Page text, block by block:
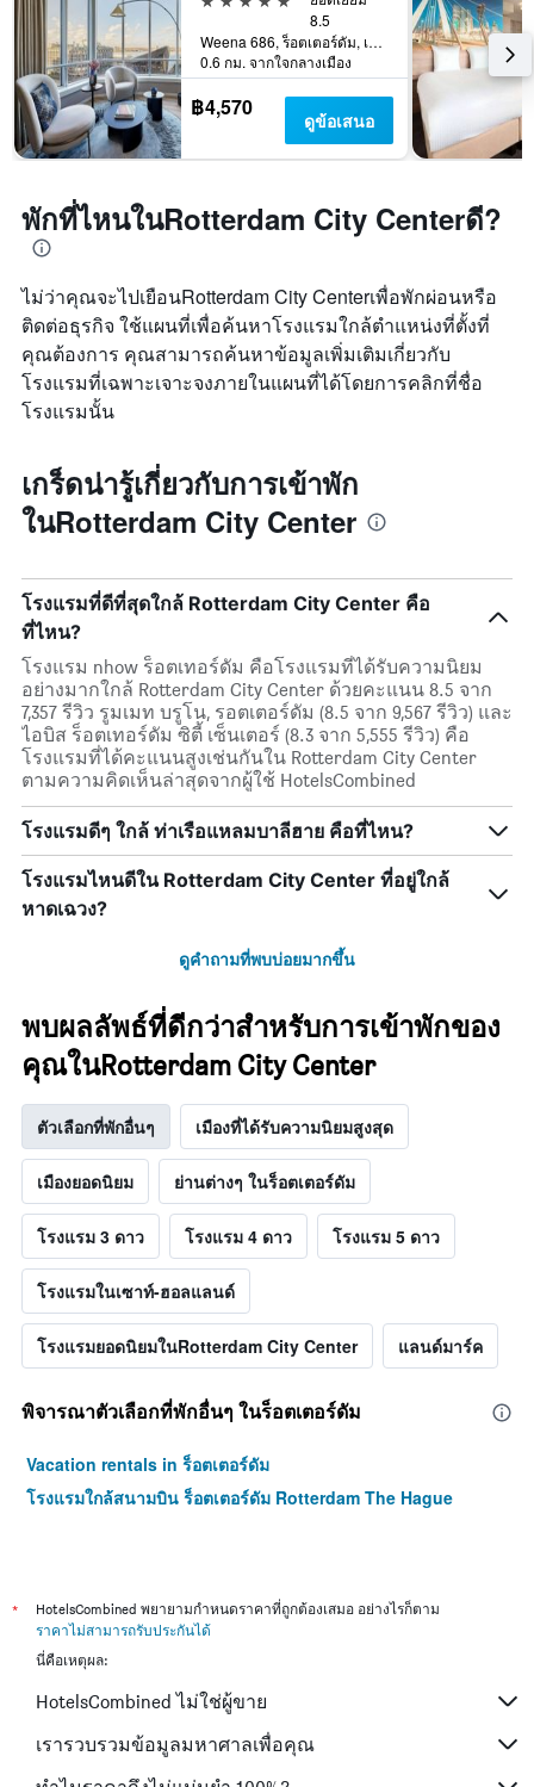
8.5
Weena 686, ร็อตเตอร์ดัม, เซาท์-ฮอลแลนด์, เนเธอร์แลนด์
0.6 กม. จากใจกลางเมือง
฿4,570 ดูข้อเสนอ
พักที่ไหนในRotterdam City Centerดี?
ไม่ว่าคุณจะไปเยือนRotterdam City Centerเพื่อพักผ่อนหรือ
ติดต่อธุรกิจ ใช้แผนที่เพื่อค้นหาโรงแรมใกล้ตำแหน่งที่ตั้งที่
คุณต้องการ คุณสามารถค้นหาข้อมูลเพิ่มเติมเกี่ยวกับ
โรงแรมที่เฉพาะเจาะจงภายในแผนที่ได้โดยการคลิกที่ชื่อ
โรงแรมนั้น
เกร็ดน่ารู้เกี่ยวกับการเข้าพัก
ในRotterdam City Center
โรงแรมที่ดีที่สุดใกล้ Rotterdam City Center คือ
ที่ไหน?
โรงแรม nhow ร็อตเทอร์ดัม คือโรงแรมที่ได้รับความนิยม
อย่างมากใกล้ Rotterdam City Center ด้วยคะแนน 8.5 จาก
7,357 รีวิว รูมเมท บรูโน, รอตเตอร์ดัม (8.5 จาก 9,567 รีวิว) และ
ไอบิส ร็อตเทอร์ดัม ซิตี้ เซ็นเตอร์ (8.3 จาก 5,555 รีวิว) คือ
โรงแรมที่ได้คะแนนสูงเช่นกันใน Rotterdam City Center
ตามความคิดเห็นล่าสุดจากผู้ใช้ HotelsCombined
โรงแรมดีๆ ใกล้ ท่าเรือแหลมบาลีฮาย คือที่ไหน?
โรงแรมไหนดีใน Rotterdam City Center ที่อยู่ใกล้
หาดเฉวง?
ดูคำถามที่พบบ่อยมากขึ้น
พบผลลัพธ์ที่ดีกว่าสำหรับการเข้าพักของ
คุณในRotterdam City Center
ตัวเลือกที่พักอื่นๆ เมืองที่ได้รับความนิยมสูงสุด
เมืองยอดนิยม ย่านต่างๆ ในร็อตเตอร์ดัม
โรงแรม 3 ดาว โรงแรม 4 ดาว โรงแรม 5 ดาว
โรงแรมในเซาท์-ฮอลแลนด์
โรงแรมยอดนิยมในRotterdam City Center แลนด์มาร์ค
พิจารณาตัวเลือกที่พักอื่นๆ ในร็อตเตอร์ดัม
Vacation rentals in ร็อตเตอร์ดัม
โรงแรมใกล้สนามบิน ร็อตเตอร์ดัม Rotterdam The Hague
*
HotelsCombined พยายามกำหนดราคาที่ถูกต้องเสมอ อย่างไรก็ตาม
ราคาไม่สามารถรับประกันได้
นี่คือเหตุผล:
HotelsCombined ไม่ใช่ผู้ขาย
เรารวบรวมข้อมูลมหาศาลเพื่อคุณ